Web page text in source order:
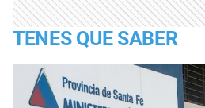
TENES QUE SABER